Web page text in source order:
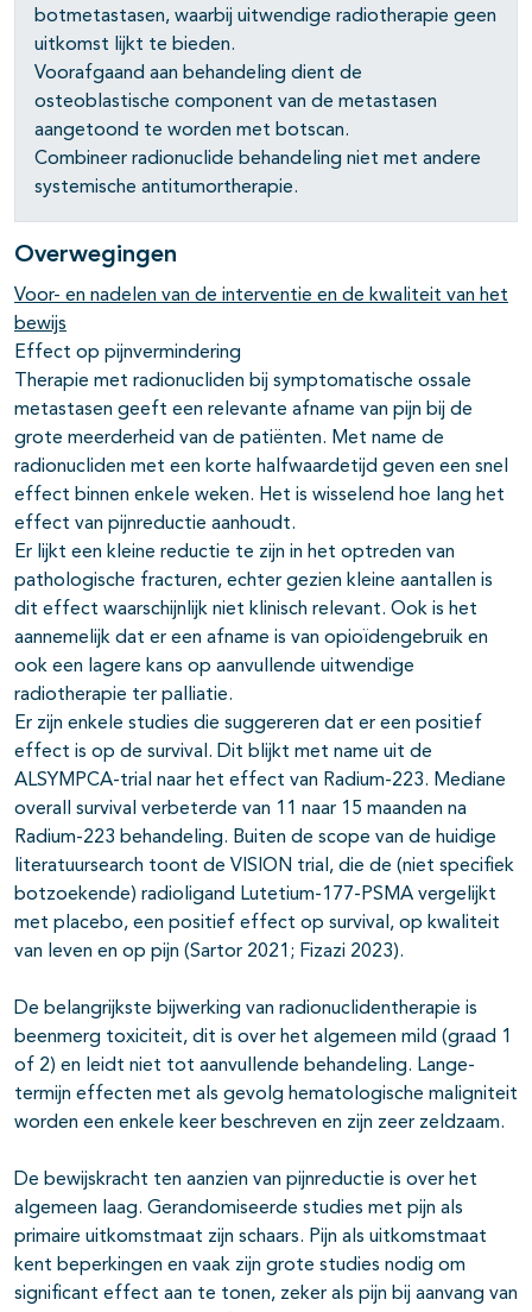
botmetastasen, waarbij uitwendige radiotherapie geen
uitkomst lijkt te bieden.
Voorafgaand aan behandeling dient de
osteoblastische component van de metastasen
aangetoond te worden met botscan.
Combineer radionuclide behandeling niet met andere
systemische antitumortherapie.
Overwegingen
Voor- en nadelen van de interventie en de kwaliteit van het
bewijs
Effect op pijnvermindering
Therapie met radionucliden bij symptomatische ossale
metastasen geeft een relevante afname van pijn bij de
grote meerderheid van de patiënten. Met name de
radionucliden met een korte halfwaardetijd geven een snel
effect binnen enkele weken. Het is wisselend hoe lang het
effect van pijnreductie aanhoudt.
Er lijkt een kleine reductie te zijn in het optreden van
pathologische fracturen, echter gezien kleine aantallen is
dit effect waarschijnlijk niet klinisch relevant. Ook is het
aannemelijk dat er een afname is van opioïdengebruik en
ook een lagere kans op aanvullende uitwendige
radiotherapie ter palliatie.
Er zijn enkele studies die suggereren dat er een positief
effect is op de survival. Dit blijkt met name uit de
ALSYMPCA-trial naar het effect van Radium-223. Mediane
overall survival verbeterde van 11 naar 15 maanden na
Radium-223 behandeling. Buiten de scope van de huidige
literatuursearch toont de VISION trial, die de (niet specifiek
botzoekende) radioligand Lutetium-177-PSMA vergelijkt
met placebo, een positief effect op survival, op kwaliteit
van leven en op pijn (Sartor 2021; Fizazi 2023).
De belangrijkste bijwerking van radionuclidentherapie is
beenmerg toxiciteit, dit is over het algemeen mild (graad 1
of 2) en leidt niet tot aanvullende behandeling. Lange-
termijn effecten met als gevolg hematologische maligniteit
worden een enkele keer beschreven en zijn zeer zeldzaam.
De bewijskracht ten aanzien van pijnreductie is over het
algemeen laag. Gerandomiseerde studies met pijn als
primaire uitkomstmaat zijn schaars. Pijn als uitkomstmaat
kent beperkingen en vaak zijn grote studies nodig om
significant effect aan te tonen, zeker als pijn bij aanvang van